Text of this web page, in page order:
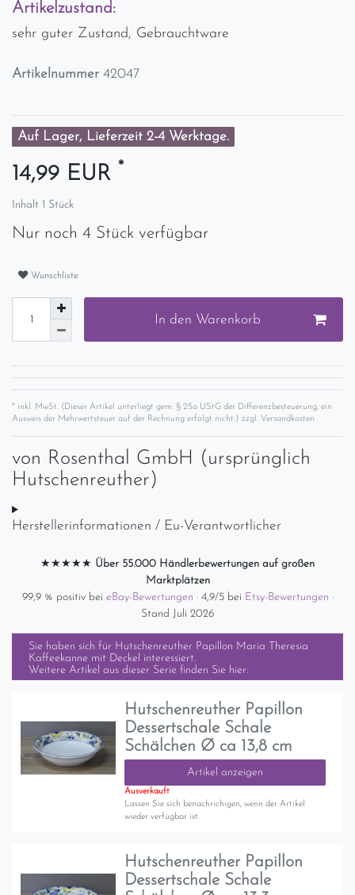
Artikelzustand:
sehr guter Zustand, Gebrauchtware
Artikelnummer 42047
Auf Lager, Lieferzeit 2-4 Werktage.
14,99 EUR *
Inhalt 1 Stück
Nur noch 4 Stück verfügbar
Wunschliste
In den Warenkorb
* inkl. MwSt. (Dieser Artikel unterliegt gem. § 25a UStG der Differenzbesteuerung, ein
Ausweis der Mehrwertsteuer auf der Rechnung erfolgt nicht.) zzgl. Versandkosten
von Rosenthal GmbH (ursprünglich
Hutschenreuther)
Herstellerinformationen / Eu-Verantwortlicher
★★★★★ Über 55.000 Händlerbewertungen auf großen
Marktplätzen
99,9 % positiv bei eBay-Bewertungen · 4,9/5 bei Etsy-Bewertungen ·
Stand Juli 2026
Sie haben sich für Hutschenreuther Papillon Maria Theresia
Kaffeekanne mit Deckel interessiert.
Weitere Artikel aus dieser Serie finden Sie hier:
Hutschenreuther Papillon
Dessertschale Schale
Schälchen Ø ca 13,8 cm
Artikel anzeigen
Ausverkauft
Lassen Sie sich benachrichigen, wenn der Artikel
wieder verfügbar ist.
Hutschenreuther Papillon
Dessertschale Schale